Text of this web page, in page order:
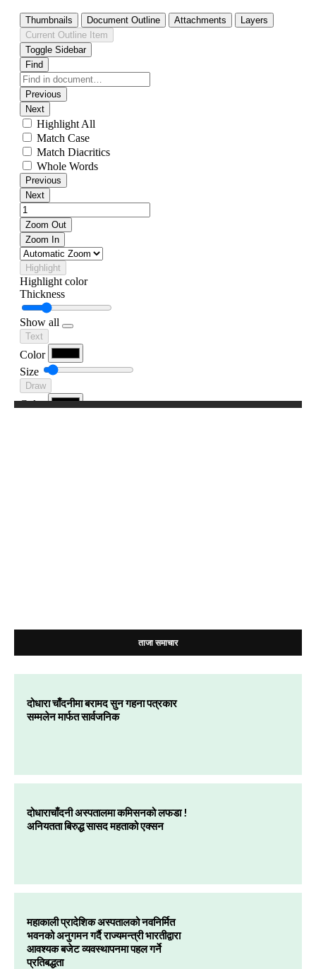
ताजा समाचार
दोधारा चाँदनीमा बरामद सुन गहना पत्रकार
सम्मलेन मार्फत सार्वजनिक
दोधाराचाँदनी अस्पतालमा कमिसनको लफडा !
अनियतता बिरुद्ध सासद महताको एक्सन
महाकाली प्रादेशिक अस्पतालको नवनिर्मित
भवनको अनुगमन गर्दै राज्यमन्त्री भारतीद्वारा
आवश्यक बजेट व्यवस्थापनमा पहल गर्ने
प्रतिबद्धता